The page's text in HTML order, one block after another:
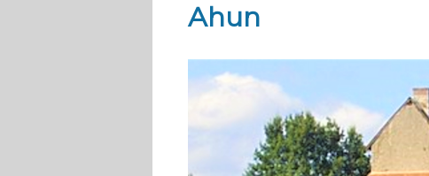
Ahun